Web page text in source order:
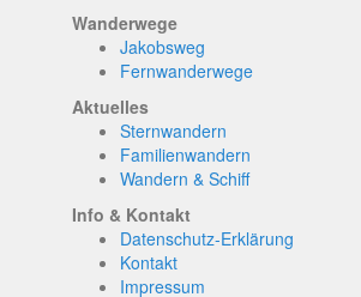
Wanderwege
Jakobsweg
Fernwanderwege
Aktuelles
Sternwandern
Familienwandern
Wandern & Schiff
Info & Kontakt
Datenschutz-Erklärung
Kontakt
Impressum